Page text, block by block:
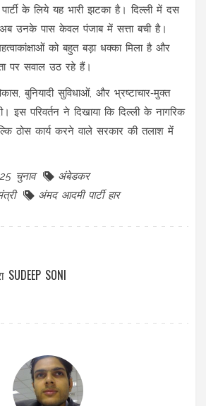
के लिये यह भारी झटका है। दिल्ली में दस
उनके पास केवल पंजाब में सत्ता बची है।
को बहुत बड़ा धक्का मिला है और
पर सवाल उठ रहे हैं।
बुनियादी सुविधाओं, और भ्रष्टाचार‑मुक्त
इस परिवर्तन ने दिखाया कि दिल्ली के नागरिक
ठोस कार्य करने वाले सरकार की तलाश में
चुनाव
अंबेडकर
अंमद आदमी पार्टी हार
SUDEEP SONI